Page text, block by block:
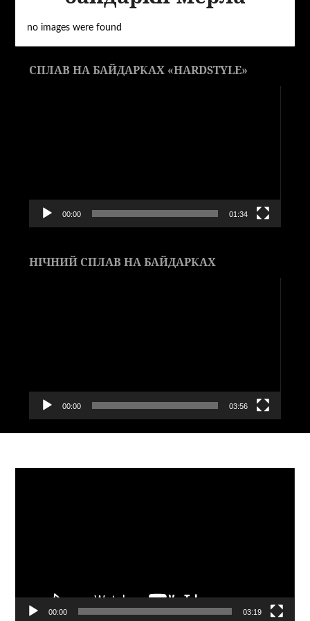
no images were found
СПЛАВ НА БАЙДАРКАХ «HARDSTYLE»
00:00 01:34
НІЧНИЙ СПЛАВ НА БАЙДАРКАХ
00:00 03:56
00:00 03:19